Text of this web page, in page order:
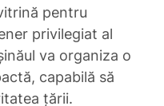
pentru
privilegiat al
va organiza o
capabilă să
țării.